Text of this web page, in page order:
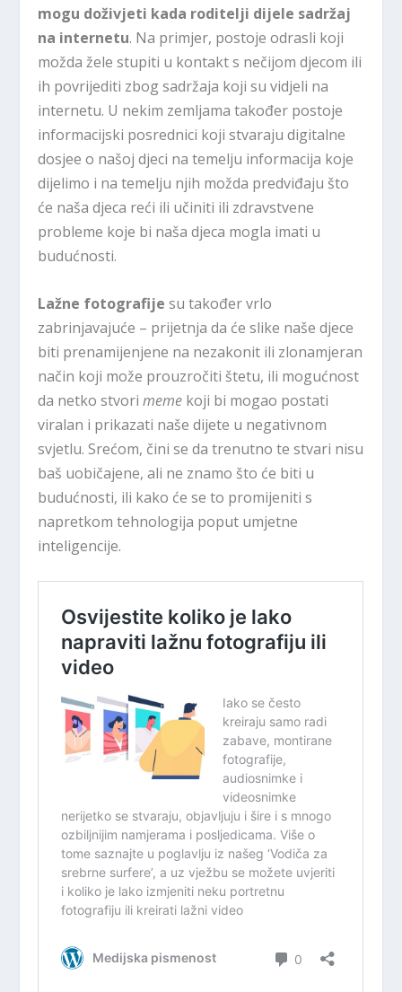
mogu doživjeti kada roditelji dijele sadržaj
na internetu. Na primjer, postoje odrasli koji
možda žele stupiti u kontakt s nečijom djecom ili
ih povrijediti zbog sadržaja koji su vidjeli na
internetu. U nekim zemljama također postoje
informacijski posrednici koji stvaraju digitalne
dosjee o našoj djeci na temelju informacija koje
dijelimo i na temelju njih možda predviđaju što
će naša djeca reći ili učiniti ili zdravstvene
probleme koje bi naša djeca mogla imati u
budućnosti.
Lažne fotografije su također vrlo
zabrinjavajuće – prijetnja da će slike naše djece
biti prenamijenjene na nezakonit ili zlonamjeran
način koji može prouzročiti štetu, ili mogućnost
da netko stvorimeme koji bi mogao postati
viralan i prikazati naše dijete u negativnom
svjetlu. Srećom, čini se da trenutno te stvari nisu
baš uobičajene, ali ne znamo što će biti u
budućnosti, ili kako će se to promijeniti s
napretkom tehnologija poput umjetne
inteligencije.